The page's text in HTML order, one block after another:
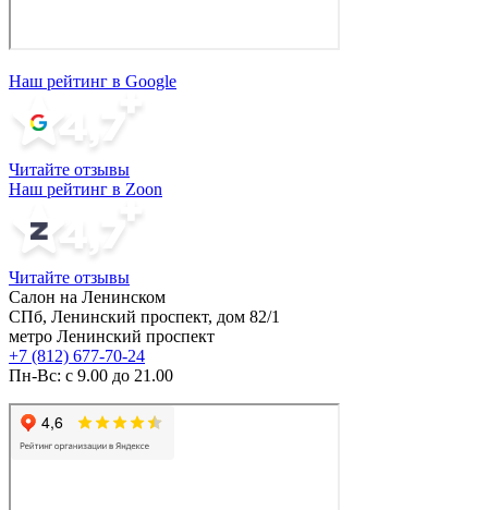
Наш рейтинг в Google
Читайте отзывы
Наш рейтинг в Zoon
Читайте отзывы
Салон на Ленинском
СПб, Ленинский проспект, дом 82/1
метро Ленинский проспект
+7 (812) 677-70-24
Пн-Вс: с 9.00 до 21.00